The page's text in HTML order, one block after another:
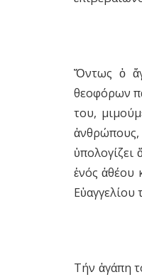
Ὄντως ὁ
θεοφόρων
του,
ἀνθρώπους,
ἑνός ἀθέου
Εὐαγγελίου
Τήν ἀγάπη